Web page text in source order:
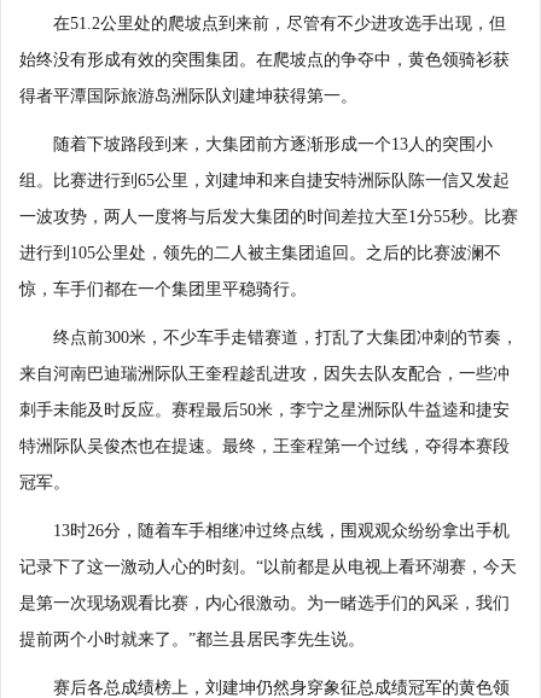
在51.2公里处的爬坡点到来前，尽管有不少进攻选手出现，但
始终没有形成有效的突围集团。在爬坡点的争夺中，黄色领骑衫获
得者平潭国际旅游岛洲际队刘建坤获得第一。
随着下坡路段到来，大集团前方逐渐形成一个13人的突围小
组。比赛进行到65公里，刘建坤和来自捷安特洲际队陈一信又发起
一波攻势，两人一度将与后发大集团的时间差拉大至1分55秒。比赛
进行到105公里处，领先的二人被主集团追回。之后的比赛波澜不
惊，车手们都在一个集团里平稳骑行。
终点前300米，不少车手走错赛道，打乱了大集团冲刺的节奏，
来自河南巴迪瑞洲际队王奎程趁乱进攻，因失去队友配合，一些冲
刺手未能及时反应。赛程最后50米，李宁之星洲际队牛益逵和捷安
特洲际队吴俊杰也在提速。最终，王奎程第一个过线，夺得本赛段
冠军。
13时26分，随着车手相继冲过终点线，围观观众纷纷拿出手机
记录下了这一激动人心的时刻。“以前都是从电视上看环湖赛，今天
是第一次现场观看比赛，内心很激动。为一睹选手们的风采，我们
提前两个小时就来了。”都兰县居民李先生说。
赛后各总成绩榜上，刘建坤仍然身穿象征总成绩冠军的黄色领